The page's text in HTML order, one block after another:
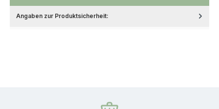
Angaben zur Produktsicherheit: